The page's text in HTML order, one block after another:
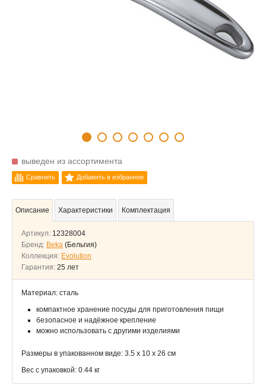
выведен из ассортимента
Сравнить Добавить в избранное
Описание Характеристики Комплектация
Артикул: 12328004
Бренд: Beka (Бельгия)
Коллекция: Evolution
Гарантия: 25 лет
Материал: сталь
компактное хранение посуды для приготовления пищи
безопасное и надёжное крепление
можно использовать с другими изделиями
Размеры в упакованном виде: 3.5 х 10 х 26 см
Вес с упаковкой: 0.44 кг